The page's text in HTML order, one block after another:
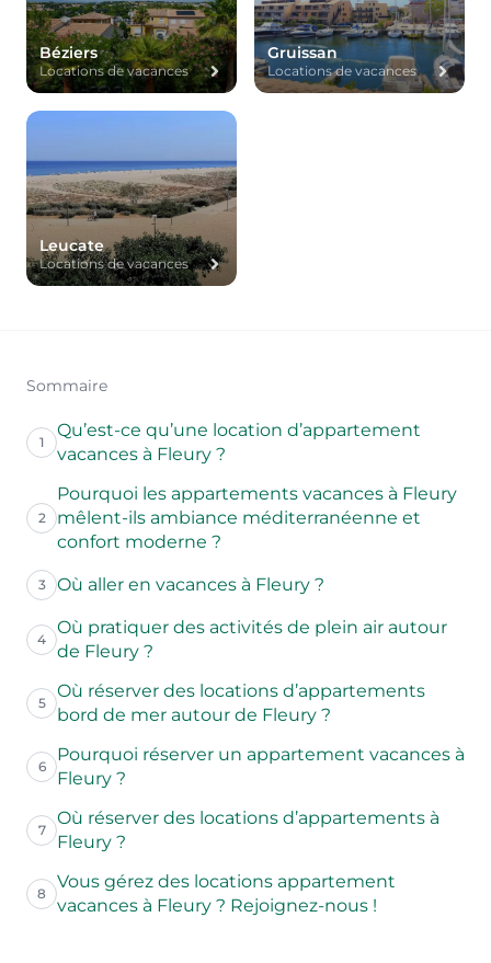
Béziers
Locations de vacances
Gruissan
Locations de vacances
Leucate
Locations de vacances
Sommaire
1
Qu’est-ce qu’une location d’appartement
vacances à Fleury ?
2
Pourquoi les appartements vacances à Fleury
mêlent-ils ambiance méditerranéenne et
confort moderne ?
3 Où aller en vacances à Fleury ?
4
Où pratiquer des activités de plein air autour
de Fleury ?
5
Où réserver des locations d’appartements
bord de mer autour de Fleury ?
6
Pourquoi réserver un appartement vacances à
Fleury ?
7
Où réserver des locations d’appartements à
Fleury ?
8
Vous gérez des locations appartement
vacances à Fleury ? Rejoignez-nous !